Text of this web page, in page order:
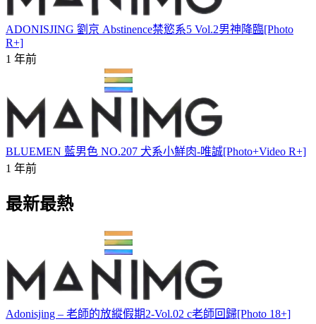
ADONISJING 劉京 Abstinence禁慾系5 Vol.2男神降臨[Photo
R+]
1 年前
BLUEMEN 藍男色 NO.207 犬系小鮮肉-唯誠[Photo+Video R+]
1 年前
最新最熱
Adonisjing – 老師的放縱假期2-Vol.02 c老師回歸[Photo 18+]